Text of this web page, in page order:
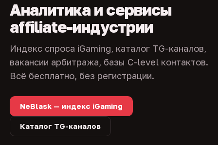
Аналитика и сервисы
affiliate-индустрии
Индекс спроса iGaming, каталог TG-каналов,
вакансии арбитража, базы C-level контактов.
Всё бесплатно, без регистрации.
NeBlask — индекс iGaming
Каталог TG-каналов